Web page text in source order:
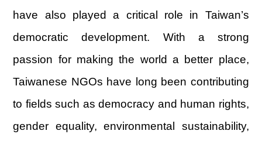
have also played a critical role in Taiwan’s
democratic development. With a strong
passion for making the world a better place,
Taiwanese NGOs have long been contributing
to fields such as democracy and human rights,
gender equality, environmental sustainability,